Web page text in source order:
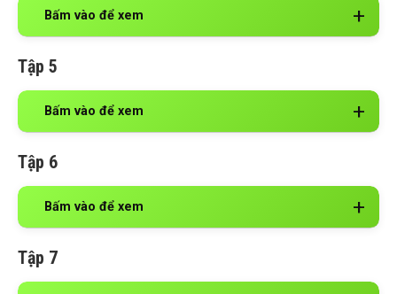
Bấm vào để xem
Tập 5
Bấm vào để xem
Tập 6
Bấm vào để xem
Tập 7